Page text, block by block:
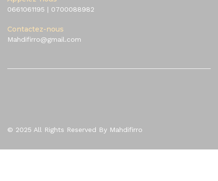
0661061195 | 0700088982
Contactez-nous
Mahdifirro@gmail.com
© 2025 All Rights Reserved By Mahdifirro